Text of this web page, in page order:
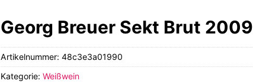
Georg Breuer Sekt Brut 2009
Artikelnummer:48c3e3a01990
Kategorie:Weißwein